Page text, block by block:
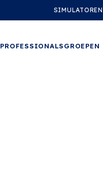
SIMULATOREN
PROFESSIONALSGROEPEN